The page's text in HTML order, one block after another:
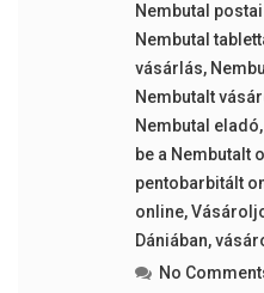
Nembutal
Nembutal
vásárlás,
Nembutalt
Nembutal eladó,
be a Nembutalt
pentobarbitált
online,
Dániában,
No